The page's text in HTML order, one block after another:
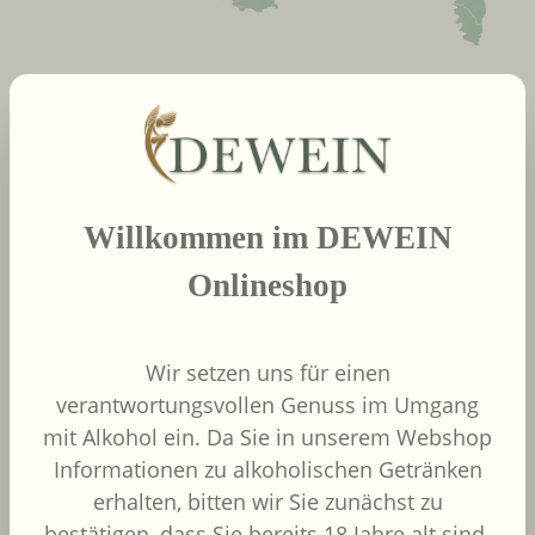
Produktgalerie überspringen
neue Produkte
2022
- Forager Red -
Südafrika
Grenache, Shiraz
Willkommen im DEWEIN
Onlineshop
Wir setzen uns für einen
verantwortungsvollen Genuss im Umgang
mit Alkohol ein. Da Sie in unserem Webshop
Informationen zu alkoholischen Getränken
erhalten, bitten wir Sie zunächst zu